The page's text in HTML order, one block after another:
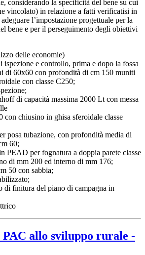
considerando la specificità del bene su cui
vincolato) in relazione a fatti verificatisi in
l’impostazione progettuale per la
bene e per il perseguimento degli obiettivi
delle economie)
ispezione e controllo, prima e dopo la fossa
di 60x60 con profondità di cm 150 muniti
con classe C250;
di capacità massima 2000 Lt con messa
con chiusino in ghisa sferoidale classe
posa tubazione, con profondità media di
60;
PEAD per fognatura a doppia parete classe
di mm 200 ed interno di mm 176;
50 con sabbia;
di finitura del piano di campagna in
PAC allo sviluppo rurale -